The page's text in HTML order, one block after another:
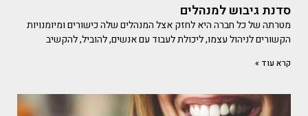
סדנת גיבוש למנהלים
מטרתה של כל חברה היא לחזק אצל המנהלים שלה כישורים ומיומנויות
הקשורים לניהול עצמו, ליכולת לעבוד עם אנשים, להוביל, להקשיב
קרא עוד »